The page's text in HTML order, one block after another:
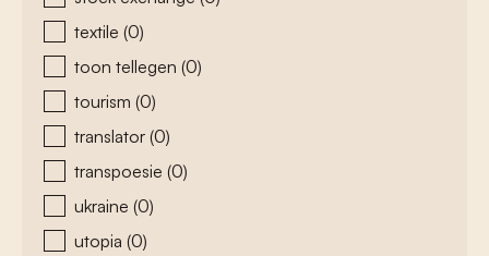
textile (0)
toon tellegen (0)
tourism (0)
translator (0)
transpoesie (0)
ukraine (0)
utopia (0)